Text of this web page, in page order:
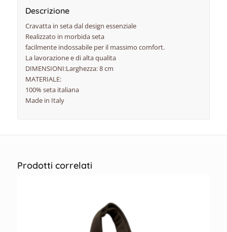
Descrizione
Cravatta in seta dal design essenziale
Realizzato in morbida seta
facilmente indossabile per il massimo comfort.
La lavorazione e di alta qualita
DIMENSIONI:Larghezza: 8 cm
MATERIALE:
100% seta italiana
Made in Italy
Prodotti correlati